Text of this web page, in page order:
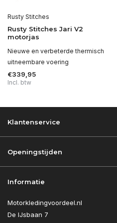
Rusty Stitches
Rusty Stitches Jari V2
motorjas
Nieuwe en verbeterde thermisch
uitneembare voering
€339,95
Incl. btw
Klantenservice
Openingstijden
Informatie
Motorkledingvoordeel.nl
De IJsbaan 7